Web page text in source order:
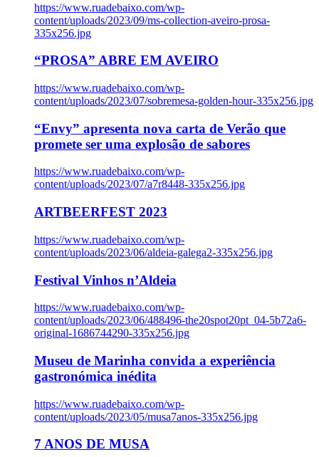
https://www.ruadebaixo.com/wp-
content/uploads/2023/09/ms-collection-aveiro-prosa-
335x256.jpg
“PROSA” ABRE EM AVEIRO
https://www.ruadebaixo.com/wp-
content/uploads/2023/07/sobremesa-golden-hour-335x256.jpg
“Envy” apresenta nova carta de Verão que
promete ser uma explosão de sabores
https://www.ruadebaixo.com/wp-
content/uploads/2023/07/a7r8448-335x256.jpg
ARTBEERFEST 2023
https://www.ruadebaixo.com/wp-
content/uploads/2023/06/aldeia-galega2-335x256.jpg
Festival Vinhos n’Aldeia
https://www.ruadebaixo.com/wp-
content/uploads/2023/06/488496-the20spot20pt_04-5b72a6-
original-1686744290-335x256.jpg
Museu de Marinha convida a experiência
gastronómica inédita
https://www.ruadebaixo.com/wp-
content/uploads/2023/05/musa7anos-335x256.jpg
7 ANOS DE MUSA